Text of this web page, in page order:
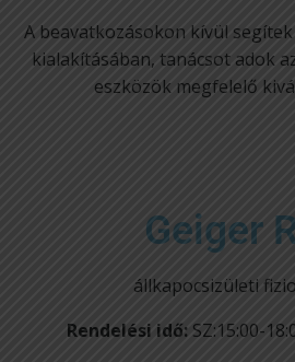
A beavatkozásokon kívül
kialakításában, tanácsot adok
eszközök megfelelő
Geiger
állkapocsizületi
Rendelési idő: SZ:15:00-